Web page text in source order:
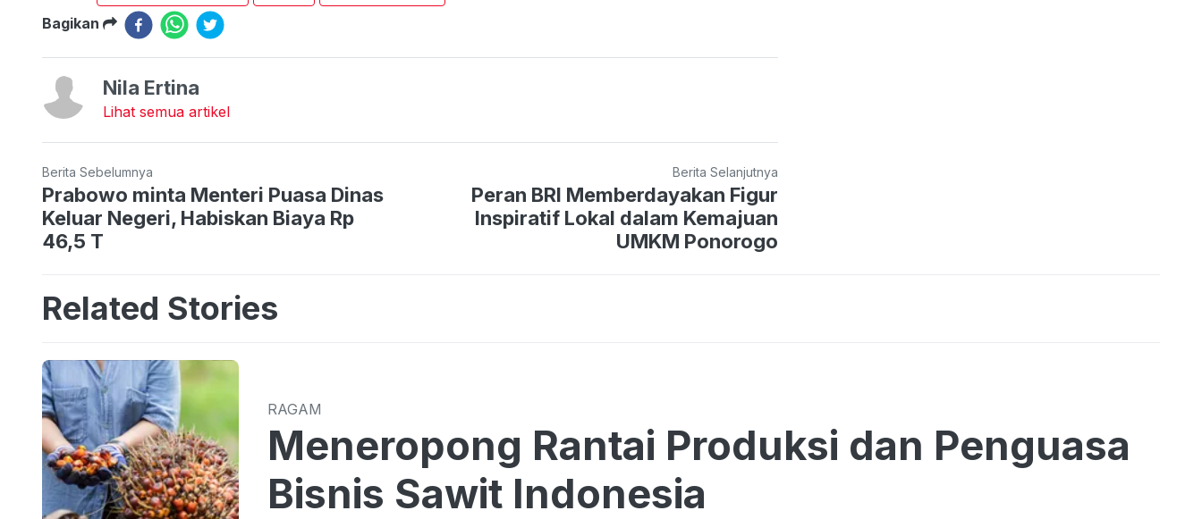
Bagikan
Nila Ertina
Lihat semua artikel
Berita Sebelumnya
Prabowo minta Menteri Puasa Dinas
Keluar Negeri, Habiskan Biaya Rp
46,5 T
Berita Selanjutnya
Peran BRI Memberdayakan Figur
Inspiratif Lokal dalam Kemajuan
UMKM Ponorogo
Related Stories
RAGAM
Meneropong Rantai Produksi dan Penguasa
Bisnis Sawit Indonesia